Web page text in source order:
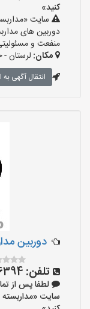
کنید»
سایت
دوربین های
منفعت و
مکان: لرستان -
انتقال آگهی
دوربین
تلفن:
لطفا پس از